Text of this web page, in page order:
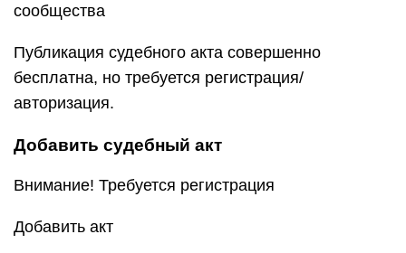
сообщества
Публикация судебного акта совершенно
бесплатна, но требуется регистрация/
авторизация.
Добавить судебный акт
Внимание! Требуется регистрация
Добавить акт